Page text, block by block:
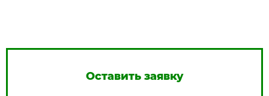
Оставить заявку